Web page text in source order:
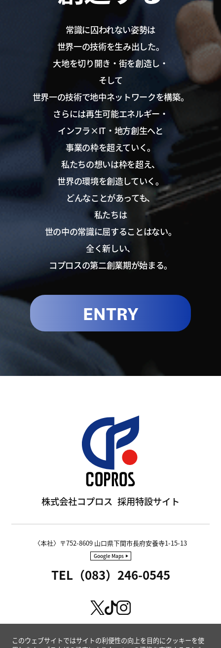
常識に囚われない姿勢は
世界一の技術を生み出した。
大地を切り開き・街を創造し・
そして
世界一の技術で地中ネットワークを構築。
さらには再生可能エネルギー・
インフラ×IT・地方創生へと
事業の枠を超えていく。
私たちの想いは枠を超え、
世界の環境を創造していく。
どんなことがあっても、
私たちは
世の中の常識に屈することはない。
全く新しい、
コプロスの第二創業期が始まる。
ENTRY
株式会社コプロス 採用特設サイト
〈本社〉〒752-8609 山口県下関市長府安養寺1-15-13
Google Maps
TEL（083）246-0545
このウェブサイトではサイトの利便性の向上を目的にクッキーを使